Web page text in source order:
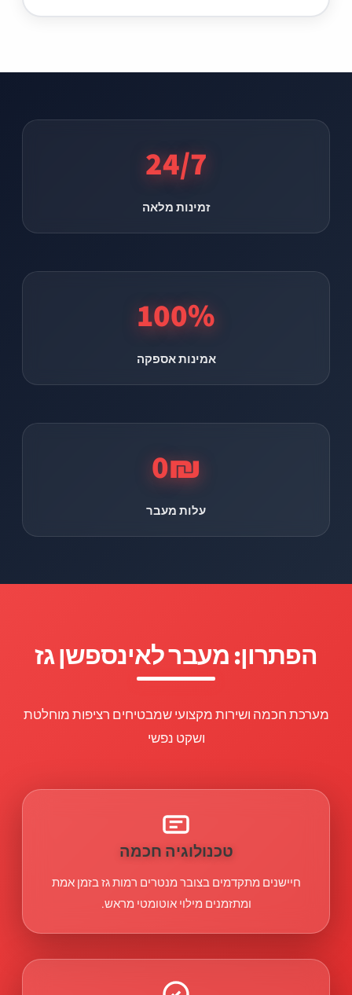
24/7
זמינות מלאה
100%
אמינות אספקה
0₪
עלות מעבר
הפתרון: מעבר לאינספשן גז
מערכת חכמה ושירות מקצועי שמבטיחים רציפות מוחלטת
ושקט נפשי
טכנולוגיה חכמה
חיישנים מתקדמים בצובר מנטרים רמות גז בזמן אמת
ומתזמנים מילוי אוטומטי מראש.